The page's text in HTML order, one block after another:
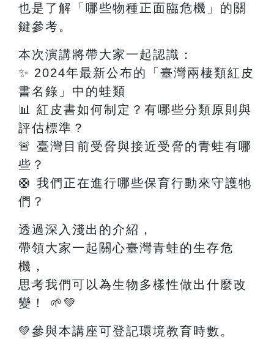
也是了解「哪些物種正面臨危機」的關
鍵參考。
本次演講將帶大家一起認識：
✨ 2024年最新公布的「臺灣兩棲類紅皮
書名錄」中的蛙類
📊
紅皮書如何制定？有哪些分類原則與
評估標準？
🚨 臺灣目前受脅與接近受脅的青蛙有哪
些？
🛟 我們正在進行哪些保育行動來守護牠
們？
透過深入淺出的介紹，
帶領大家一起關心臺灣青蛙的生存危
機，
思考我們可以為生物多樣性做出什麼改
變！ 🌱💚
💚參與本講座可登記環境教育時數。